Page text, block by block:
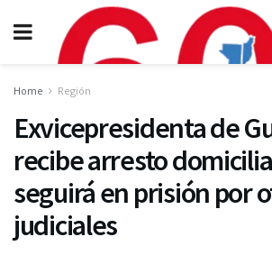
Home Región
Exvicepresidenta de
recibe arresto
seguirá en prisión por
judiciales